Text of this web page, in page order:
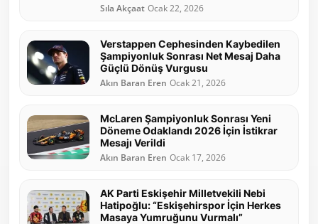
Sıla Akçaat Ocak 22, 2026
Verstappen Cephesinden Kaybedilen
Şampiyonluk Sonrası Net Mesaj Daha
Güçlü Dönüş Vurgusu
Akın Baran Eren Ocak 21, 2026
McLaren Şampiyonluk Sonrası Yeni
Döneme Odaklandı 2026 İçin İstikrar
Mesajı Verildi
Akın Baran Eren Ocak 17, 2026
AK Parti Eskişehir Milletvekili Nebi
Hatipoğlu: “Eskişehirspor İçin Herkes
Masaya Yumruğunu Vurmalı”